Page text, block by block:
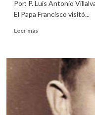
Por: P. Luis Antonio
El Papa Francisco visitó...
Leer másLeer
Las
credenciales
Francisco